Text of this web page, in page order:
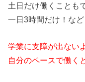
土日だけ働くことも
一日3時間だけ！など
学業に支障が出ない
自分のペースで働く